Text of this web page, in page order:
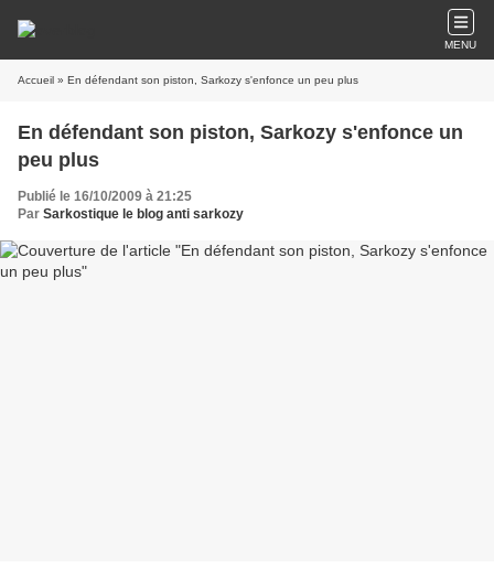
MENU
Accueil » En défendant son piston, Sarkozy s'enfonce un peu plus
En défendant son piston, Sarkozy s'enfonce un
peu plus
Publié le 16/10/2009 à 21:25
Par Sarkostique le blog anti sarkozy